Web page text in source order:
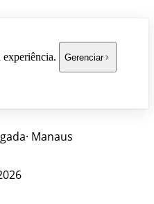
experiência. Gerenciar
· Manaus